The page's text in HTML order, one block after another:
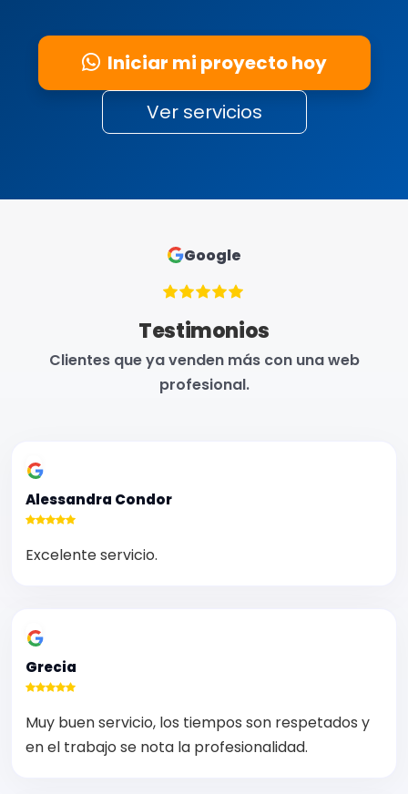
Iniciar mi proyecto hoy
Ver servicios
Google
Testimonios
Clientes que ya venden más con una web
profesional.
Alessandra Condor
Excelente servicio.
Grecia
Muy buen servicio, los tiempos son respetados y
en el trabajo se nota la profesionalidad.